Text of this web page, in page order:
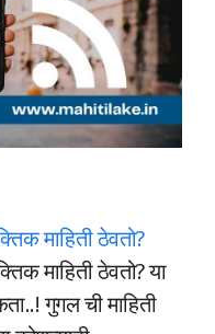
माहिती ठेवतो?
माहिती ठेवतो? या
गुगल ची माहिती